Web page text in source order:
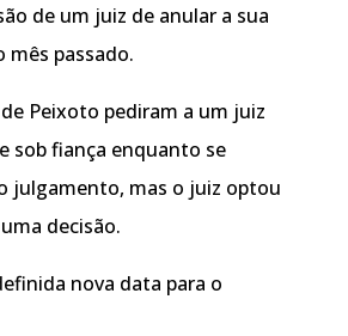
de um juiz de anular a sua
mês passado.
Peixoto pediram a um juiz
sob fiança enquanto se
julgamento, mas o juiz optou
decisão.
nova data para o